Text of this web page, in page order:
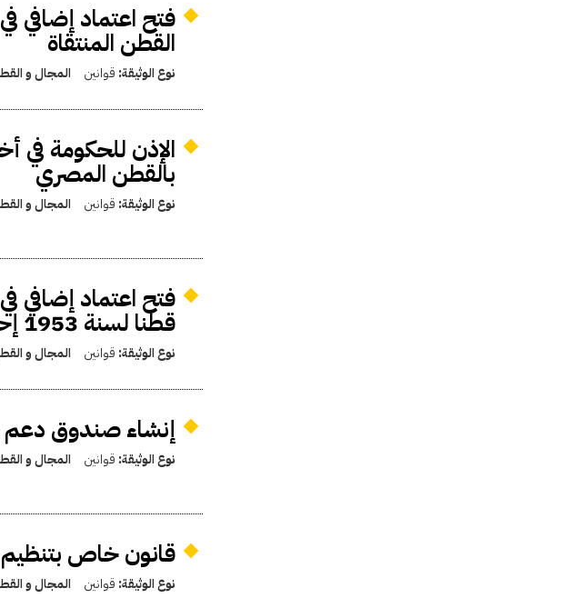
القطن المنتقاة
نوع الوثيقة: قوانين المجال و
بالقطن المصري
نوع الوثيقة: قوانين المجال و
قطنا لسنة 1953 إحصاء عاما
نوع الوثيقة: قوانين المجال و
إنشاء صندوق دعم
نوع الوثيقة: قوانين المجال و
قانون خاص بتنظيم
نوع الوثيقة: قوانين المجال و